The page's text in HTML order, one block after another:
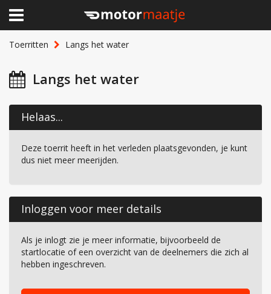
Toerritten Langs het water
Langs het water
Helaas...
Deze toerrit heeft in het verleden plaatsgevonden, je kunt
dus niet meer meerijden.
Inloggen voor meer details
Als je inlogt zie je meer informatie, bijvoorbeeld de
startlocatie of een overzicht van de deelnemers die zich al
hebben ingeschreven.
×
Home
Clubhuis
Lid worden
Over Motormaatje